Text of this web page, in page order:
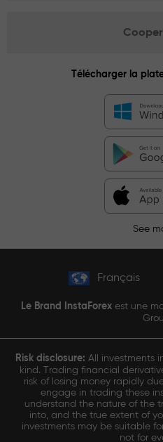
Télécharger la
See
Français
Le Brand InstaForex est une
Risk disclosure: All investments
kind. Trading financial
risk of losing money rapidly
engage in trading these
understand the nature of the
into, and the true extent of
investments may be suitable
not for